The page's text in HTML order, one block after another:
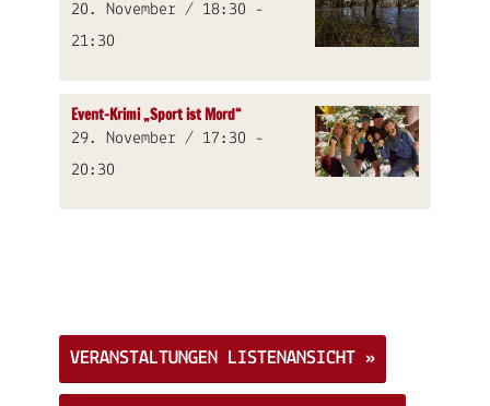
20. November / 18:30 -
21:30
Event-Krimi „Sport ist Mord“
29. November / 17:30 -
20:30
VERANSTALTUNGEN LISTENANSICHT »